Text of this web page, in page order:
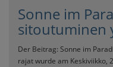
Sonne im
sitoutuminen
Der Beitrag: Sonne im
rajatwurde am Keskiviikko,